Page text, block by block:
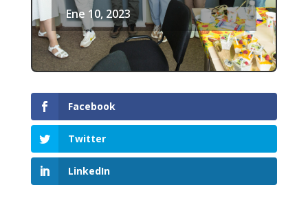
Ene 10, 2023
Facebook
Twitter
LinkedIn